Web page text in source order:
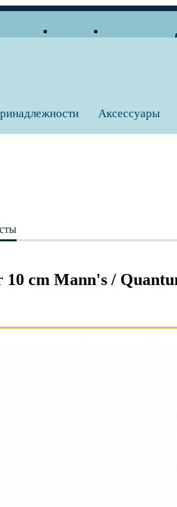
Аксессуары
cm Mann's /